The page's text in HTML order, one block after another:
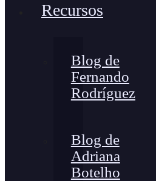
Recursos
Blog de
Fernando
Rodríguez
Blog de
Adriana
Botelho